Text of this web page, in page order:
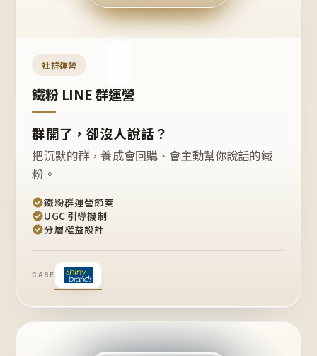
開團
嗎？
社群運營
鐵粉 LINE 群運營
群開了，卻沒人說話？
把沉默的群，養成會回購、會主動幫你說話的鐵
粉。
鐵粉群運營節奏
UGC 引導機制
分層權益設計
CASE